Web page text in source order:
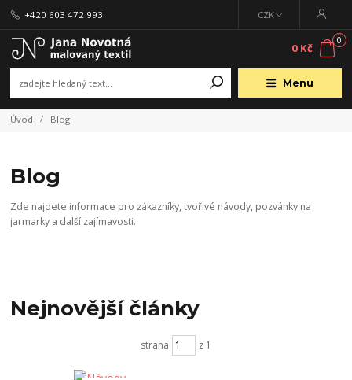
Menu
CZK
+420 603 472 993
0
0 Kč
Úvod Blog
Blog
Zde najdete informace pro zákazníky, tvořivé návody, pozvánky na
jarmarky a další zajímavosti.
Nejnovější články
strana z 1